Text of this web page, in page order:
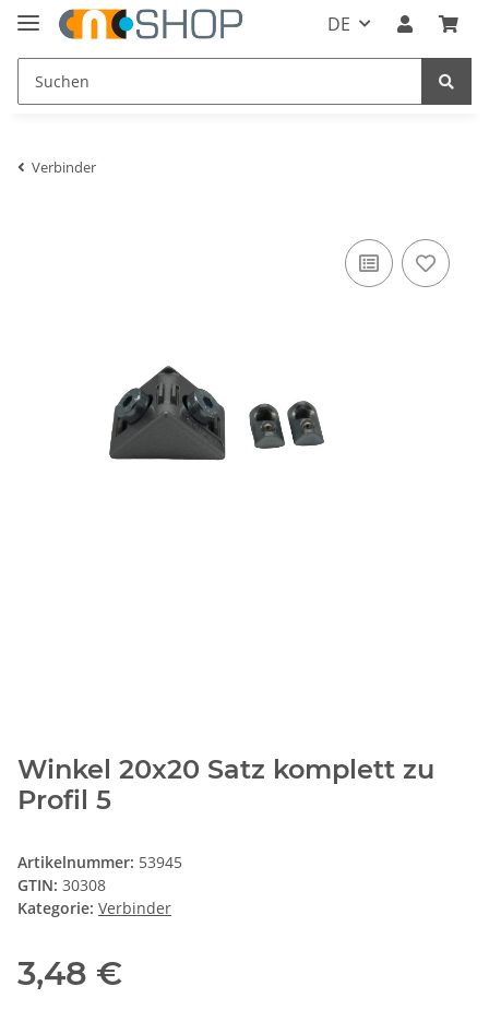
DE
Verbinder
Winkel 20x20 Satz komplett zu
Profil 5
Artikelnummer: 53945
GTIN: 30308
Kategorie: Verbinder
3,48 €